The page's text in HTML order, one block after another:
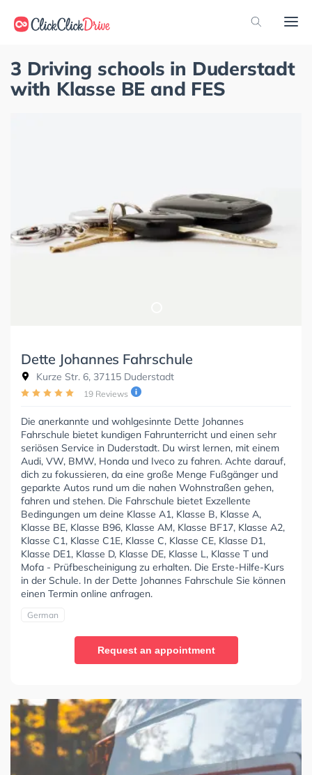
3 Driving schools in Duderstadt
with Klasse BE and FES
Dette Johannes Fahrschule
Kurze Str. 6, 37115 Duderstadt
19 Reviews
Die anerkannte und wohlgesinnte Dette Johannes
Fahrschule bietet kundigen Fahrunterricht und einen sehr
seriösen Service in Duderstadt. Du wirst lernen, mit einem
Audi, VW, BMW, Honda und Iveco zu fahren. Achte darauf,
dich zu fokussieren, da eine große Menge Fußgänger und
geparkte Autos rund um die nahen Wohnstraßen gehen,
fahren und stehen. Die Fahrschule bietet Exzellente
Bedingungen um deine Klasse A1, Klasse B, Klasse A,
Klasse BE, Klasse B96, Klasse AM, Klasse BF17, Klasse A2,
Klasse C1, Klasse C1E, Klasse C, Klasse CE, Klasse D1,
Klasse DE1, Klasse D, Klasse DE, Klasse L, Klasse T und
Mofa - Prüfbescheinigung zu erhalten. Die Erste-Hilfe-Kurs
in der Schule. In der Dette Johannes Fahrschule Sie können
einen Termin online anfragen.
German
Request an appointment